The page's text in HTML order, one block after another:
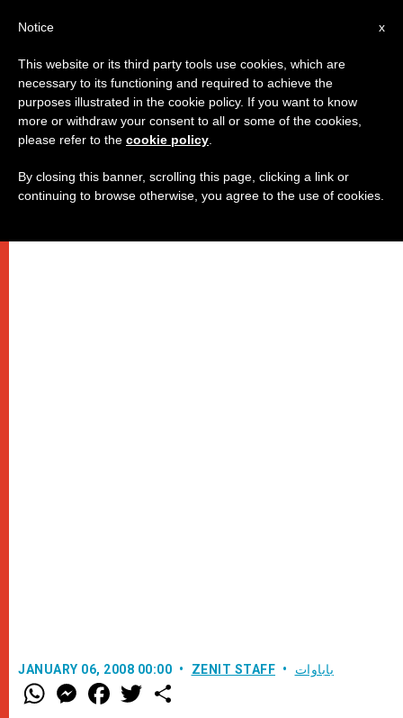
لنتأمل مع بندكتس
السادس من يناير
JANUARY 06, 2008 00:00 ZENIT STAFF باباوات
W
h
M
e
F
a w
x
Notice
This website or its third party tools use cookies, which are
necessary to its functioning and required to achieve the
purposes illustrated in the cookie policy. If you want to know
more or withdraw your consent to all or some of the cookies,
please refer to the cookie policy
By closing this banner, scrolling this page, clicking a link or
continuing to browse otherwise, you agree to the use of cookies.